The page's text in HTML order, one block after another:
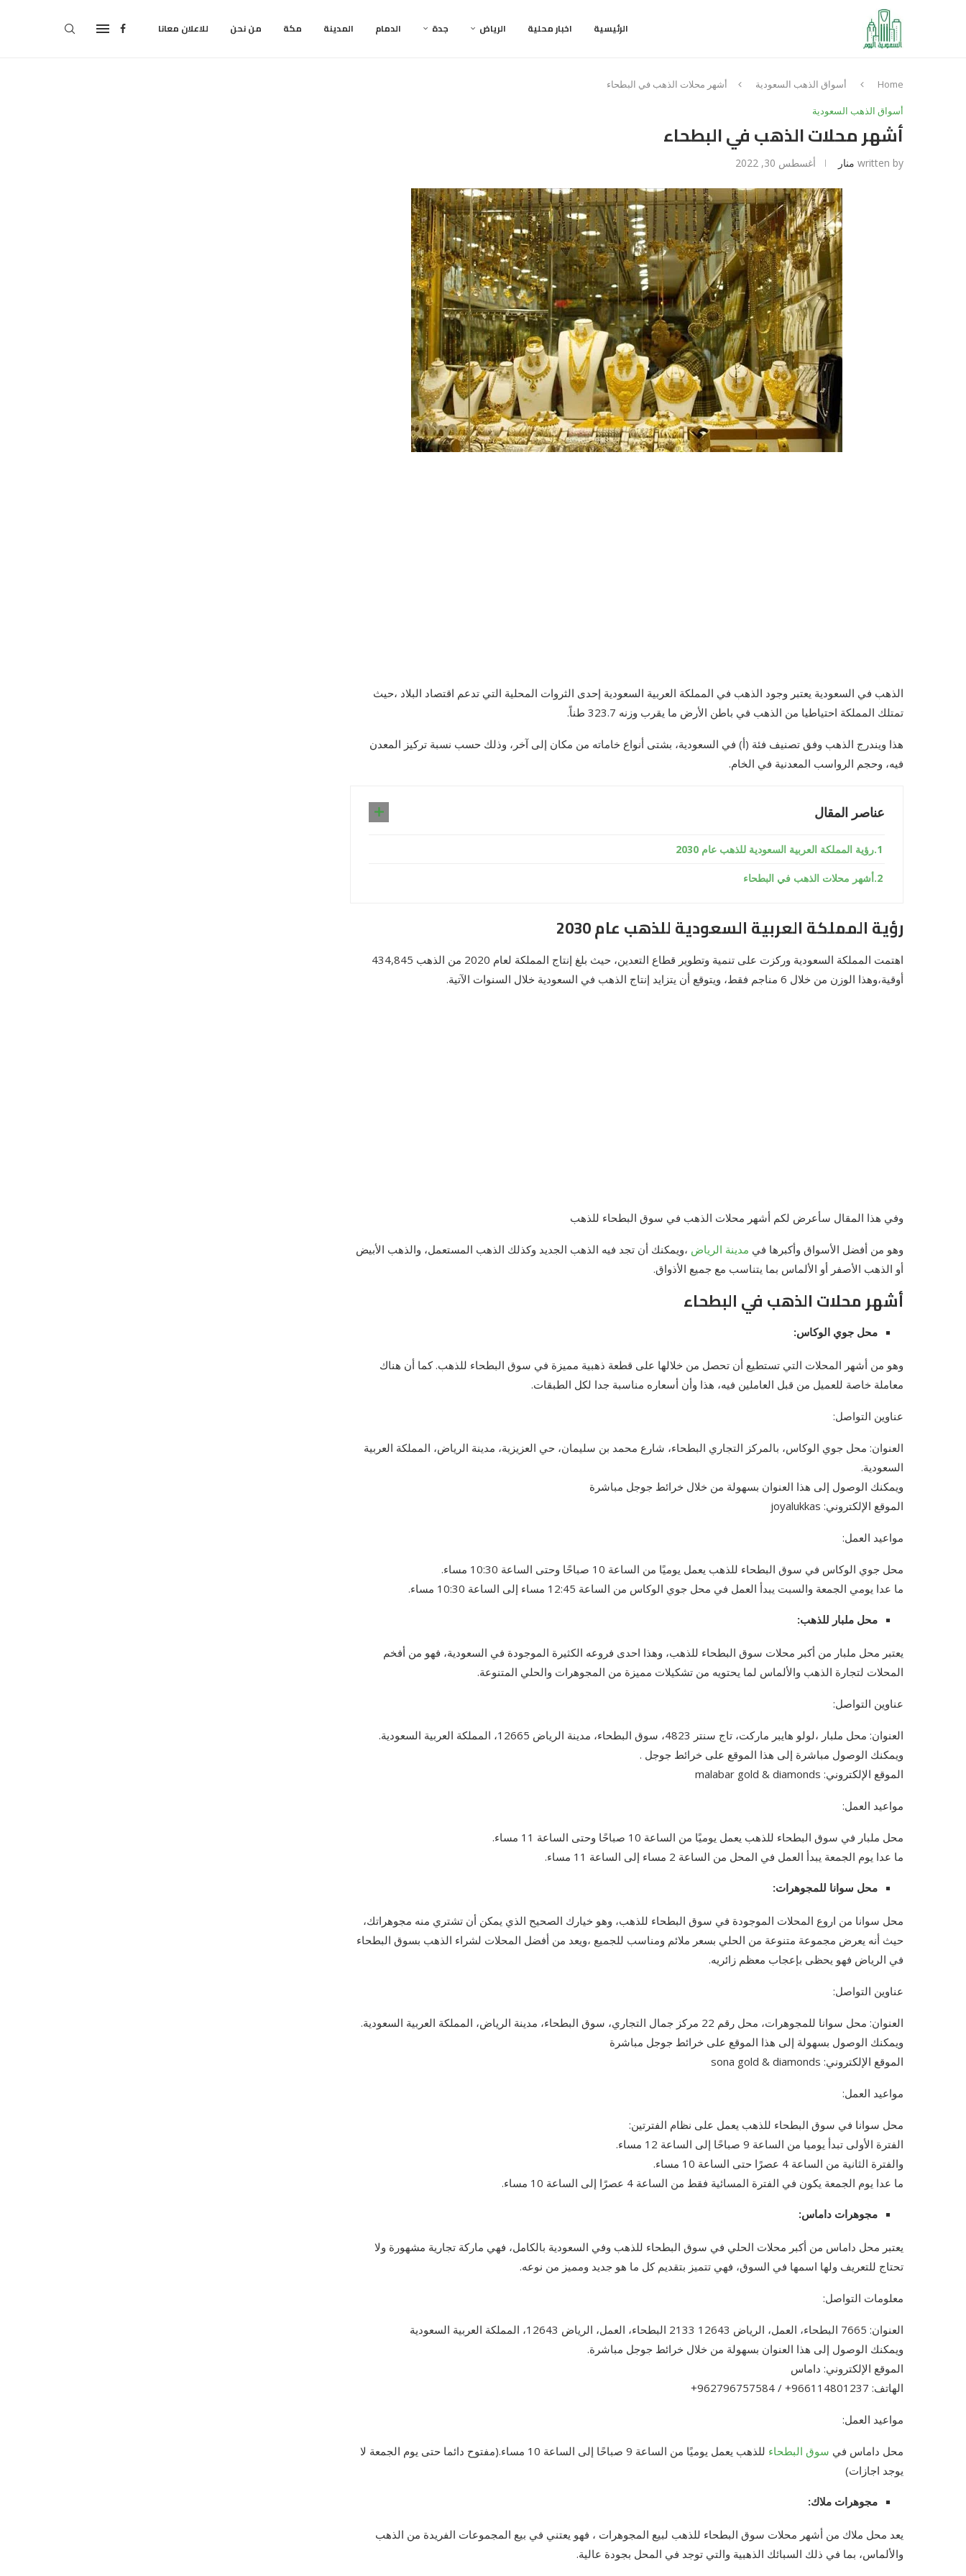
الرئيسية اخبار محلية الرياض جدة الدمام المدينة مكة من نحن للاعلان معانا
Home أسواق الذهب السعودية
أسواق الذهب السعودية
written by منار أغسطس 30, 2022
الذهب في السعودية يعتبر وجود الذهب في المملكة العربية السعودية إحدى الثروات المحلية التي تدعم اقتصاد البلاد ،حيث
تمتلك المملكة احتياطيا من الذهب في باطن الأرض ما يقرب وزنه 323.7 طناً.
هذا ويندرج الذهب وفق تصنيف فئة (أ) في السعودية، بشتى أنواع خاماته من مكان إلى آخر، وذلك حسب نسبة تركيز المعدن
فيه، وحجم الرواسب المعدنية في الخام.
عناصر المقال
رؤية المملكة العربية السعودية للذهب عام 2030
أشهر محلات الذهب في البطحاء
رؤية المملكة العربية السعودية للذهب عام 2030
اهتمت المملكة السعودية وركزت على تنمية وتطوير قطاع التعدين، حيث بلغ إنتاج المملكة لعام 2020 من الذهب 434,845
أوقية،وهذا الوزن من خلال 6 مناجم فقط، ويتوقع أن يتزايد إنتاج الذهب في السعودية خلال السنوات الآتية.
وفي هذا المقال سأعرض لكم أشهر محلات الذهب في سوق البطحاء للذهب
وهو من أفضل الأسواق وأكبرها في مدينة الرياض ،ويمكنك أن تجد فيه الذهب الجديد وكذلك الذهب المستعمل، والذهب الأبيض
أو الذهب الأصفر أو الألماس بما يتناسب مع جميع الأذواق.
أشهر محلات الذهب في البطحاء
محل جوي الوكاس:
وهو من أشهر المحلات التي تستطيع أن تحصل من خلالها على قطعة ذهبية مميزة في سوق البطحاء للذهب. كما أن هناك
معاملة خاصة للعميل من قبل العاملين فيه، هذا وأن أسعاره مناسبة جدا لكل الطبقات.
عناوين التواصل:
العنوان: محل جوي الوكاس، بالمركز التجاري البطحاء، شارع محمد بن سليمان، حي العزيزية، مدينة الرياض، المملكة العربية
السعودية.
ويمكنك الوصول إلى هذا العنوان بسهولة من خلال خرائط جوجل مباشرة
الموقع الإلكتروني: joyalukkas
مواعيد العمل:
محل جوي الوكاس في سوق البطحاء للذهب يعمل يوميًا من الساعة 10 صباحًا وحتى الساعة 10:30 مساء.
ما عدا يومي الجمعة والسبت يبدأ العمل في محل جوي الوكاس من الساعة 12:45 مساء إلى الساعة 10:30 مساء.
محل ملبار للذهب:
يعتبر محل ملبار من أكبر محلات سوق البطحاء للذهب، وهذا احدى فروعه الكثيرة الموجودة في السعودية، فهو من أفخم
المحلات لتجارة الذهب والألماس لما يحتويه من تشكيلات مميزة من المجوهرات والحلي المتنوعة.
عناوين التواصل:
العنوان: محل ملبار ،لولو هايبر ماركت، تاج سنتر 4823، سوق البطحاء، مدينة الرياض 12665، المملكة العربية السعودية.
ويمكنك الوصول مباشرة إلى هذا الموقع على خرائط جوجل .
الموقع الإلكتروني: malabar gold & diamonds
مواعيد العمل:
محل ملبار في سوق البطحاء للذهب يعمل يوميًا من الساعة 10 صباحًا وحتى الساعة 11 مساء.
ما عدا يوم الجمعة يبدأ العمل في المحل من الساعة 2 مساء إلى الساعة 11 مساء.
محل سوانا للمجوهرات:
محل سوانا من اروع المحلات الموجودة في سوق البطحاء للذهب، وهو خيارك الصحيح الذي يمكن أن تشتري منه مجوهراتك،
حيث أنه يعرض مجموعة متنوعة من الحلي بسعر ملائم ومناسب للجميع ،ويعد من أفضل المحلات لشراء الذهب بسوق البطحاء
في الرياض فهو يحظى بإعجاب معظم زائريه.
عناوين التواصل:
العنوان: محل سوانا للمجوهرات، محل رقم 22 مركز جمال التجاري، سوق البطحاء، مدينة الرياض، المملكة العربية السعودية.
ويمكنك الوصول بسهولة إلى هذا الموقع على خرائط جوجل مباشرة
الموقع الإلكتروني: sona gold & diamonds
مواعيد العمل:
محل سوانا في سوق البطحاء للذهب يعمل على نظام الفترتين:
الفترة الأولى تبدأ يوميا من الساعة 9 صباحًا إلى الساعة 12 مساء.
والفترة الثانية من الساعة 4 عصرًا حتى الساعة 10 مساء.
ما عدا يوم الجمعة يكون في الفترة المسائية فقط من الساعة 4 عصرًا إلى الساعة 10 مساء.
مجوهرات داماس:
يعتبر محل داماس من أكبر محلات الحلي في سوق البطحاء للذهب وفي السعودية بالكامل، فهي ماركة تجارية مشهورة ولا
تحتاج للتعريف ولها اسمها في السوق، فهي تتميز بتقديم كل ما هو جديد ومميز من نوعه.
معلومات التواصل:
العنوان: 7665 البطحاء، العمل، الرياض 12643 2133 البطحاء، العمل، الرياض 12643، المملكة العربية السعودية
ويمكنك الوصول إلى هذا العنوان بسهولة من خلال خرائط جوجل مباشرة.
الموقع الإلكتروني: داماس
الهاتف: 966114801237+ / 962796757584+
مواعيد العمل:
محل داماس في سوق البطحاء
للذهب يعمل يوميًا من الساعة 9 صباحًا إلى الساعة 10 مساء.(مفتوح دائما حتى يوم الجمعة لا
يوجد اجازات)
مجوهرات ملاك:
يعد محل ملاك من أشهر محلات سوق البطحاء للذهب لبيع المجوهرات ، فهو يعتني في بيع المجموعات الفريدة من الذهب
والألماس، بما في ذلك السبائك الذهبية والتي توجد في المحل بجودة عالية.